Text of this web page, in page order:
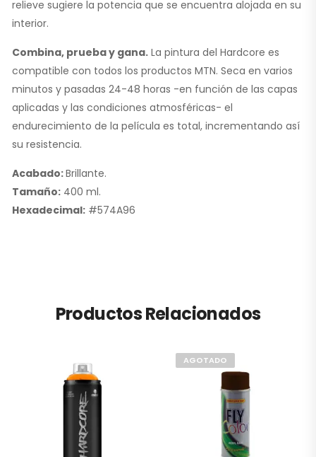
relieve sugiere la potencia que se encuentra alojada en su
interior.
Combina, prueba y gana. La pintura del Hardcore es
compatible con todos los productos MTN. Seca en varios
minutos y pasadas 24-48 horas -en función de las capas
aplicadas y las condiciones atmosféricas- el
endurecimiento de la película es total, incrementando así
su resistencia.
Acabado:Brillante.
Tamaño: 400 ml.
Hexadecimal: #574A96
Productos Relacionados
AGOTADO